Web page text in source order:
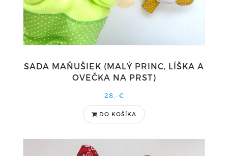
SADA MAŇUŠIEK (MALÝ PRINC, LÍŠKA A
OVEČKA NA PRST)
28,-€
DO KOŠÍKA